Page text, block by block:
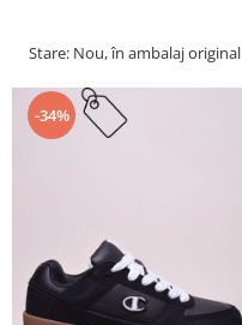
Stare: Nou, în ambalaj original
-34%